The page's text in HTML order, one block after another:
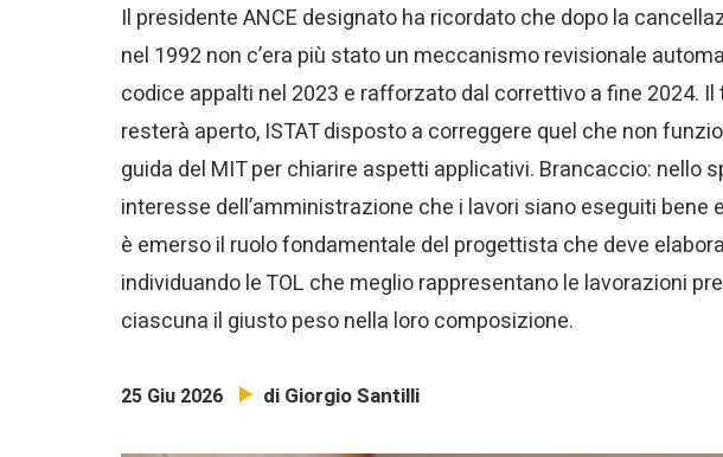
Il presidente ANCE designato ha ricordato che dopo la
nel 1992 non c’era più stato un meccanismo revisionale
codice appalti nel 2023 e rafforzato dal correttivo a fine 2024.
resterà aperto, ISTAT disposto a correggere quel che non
guida del MIT per chiarire aspetti applicativi. Brancaccio: nello
interesse dell’amministrazione che i lavori siano eseguiti bene
è emerso il ruolo fondamentale del progettista che deve
individuando le TOL che meglio rappresentano le lavorazioni
ciascuna il giusto peso nella loro composizione.
25 Giu 2026 di Giorgio Santilli